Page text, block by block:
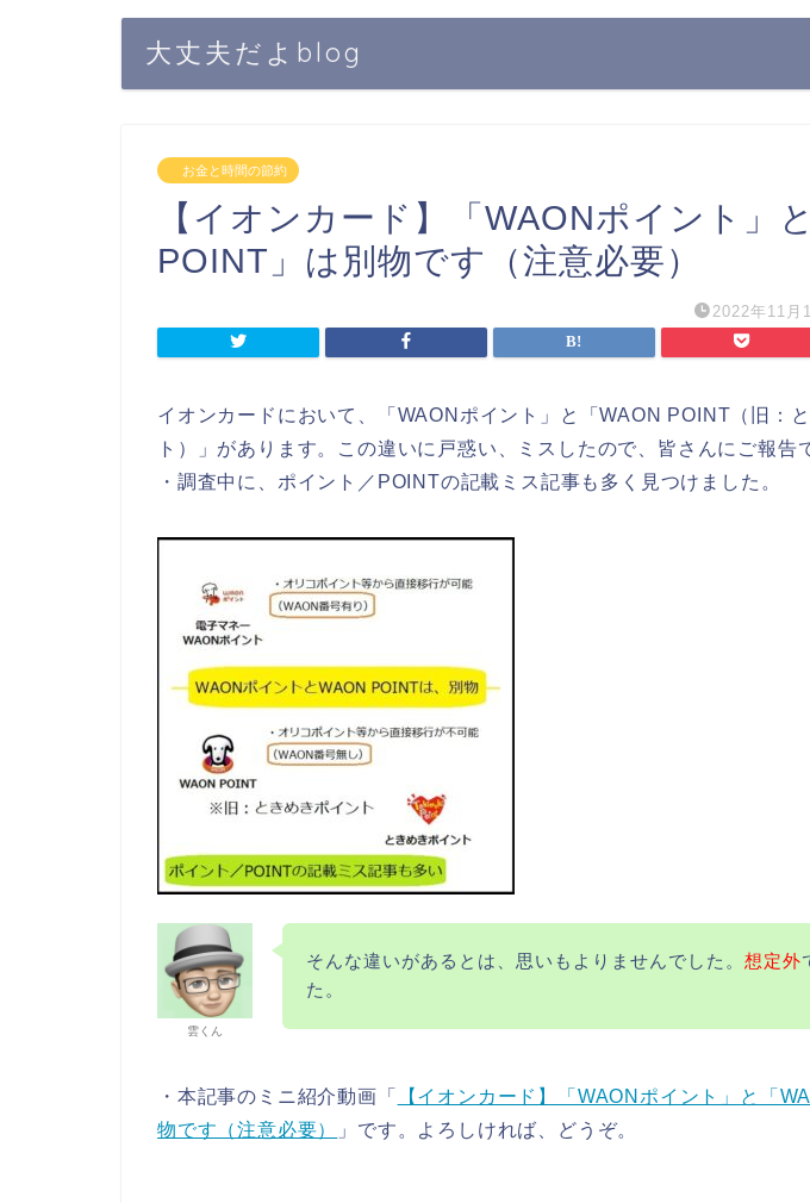
大丈夫だよblog
お金と時間の節約
【イオンカード】「WAONポイント」
POINT」は別物です（注意必要）
2022年11月
イオンカードにおいて、「WAONポイント」と「WAON POINT（旧：
ト）」があります。この違いに戸惑い、ミスしたので、皆さんにご報告
・調査中に、ポイント／POINTの記載ミス記事も多く見つけました。
雲くん
そんな違いがあるとは、思いもよりませんでした。想定外
た。
・本記事のミニ紹介動画「
【イオンカード】「WAONポイント」と「
物です（注意必要）
」です。よろしければ、どうぞ。